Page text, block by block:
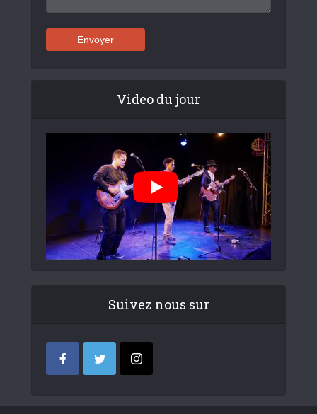
Video du jour
Suivez nous sur